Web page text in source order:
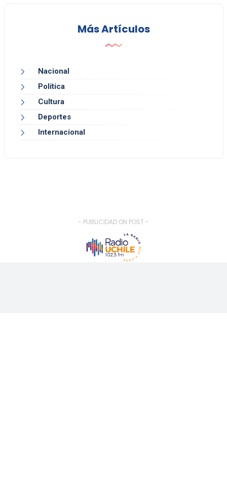
Más Artículos
Nacional
Política
Cultura
Deportes
Internacional
- PUBLICIDAD ON POST -